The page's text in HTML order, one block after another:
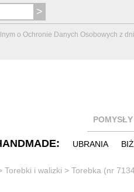
o Ochronie Danych Osobowych z
UBRANIA
Torebki i walizki > Torebka (nr